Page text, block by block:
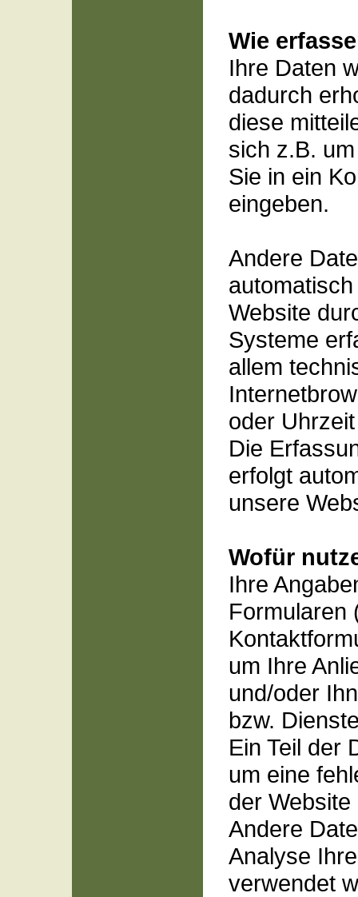
Wie
Ihre Daten
dadurch
diese
sich z.B.
Sie in ein
eingeben.
Andere
Website
Systeme
allem
oder
Die
erfolgt
unsere
Wofür
Ihre
Formularen
um Ihre
und/oder
bzw.
Ein Teil der
um eine
der
Andere
Analyse
verwendet